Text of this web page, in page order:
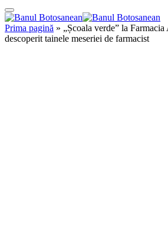
Prima pagină » „Școala verde” la
descoperit tainele meseriei de farmacist